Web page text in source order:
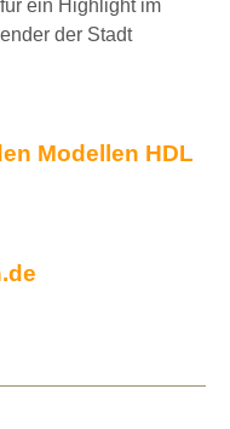
ein Highlight im
der Stadt
Modellen HDL